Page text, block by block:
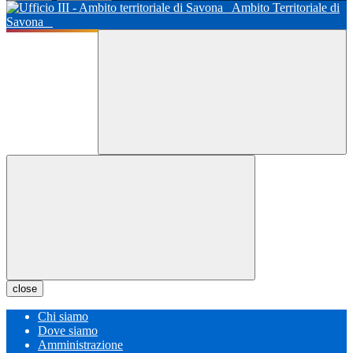
Ambito Territoriale di
Savona
close
Chi siamo
Dove siamo
Amministrazione